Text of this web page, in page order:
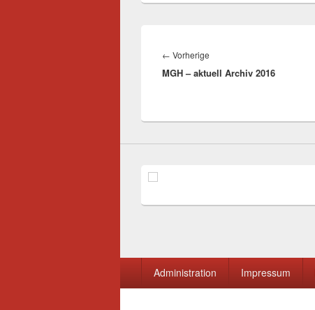
← Vorherige
Beitrag:
MGH – aktuell Archiv 2016
Administration Impressum